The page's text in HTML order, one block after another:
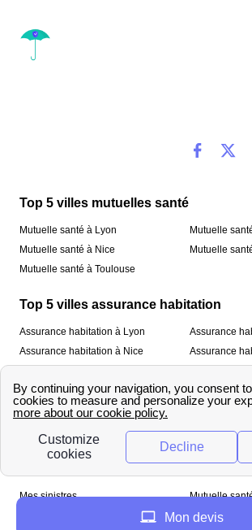
Top 5 villes mutuelles santé
Mutuelle santé à Lyon
Mutuelle santé à Nice
Mutuelle santé à Toulouse
Mutuelle
Mutuelle
Top 5 villes assurance habitation
Assurance habitation à Lyon
Assurance habitation à Nice
Assurance
Assurance
À propos
Qui sommes-nous ? Mentions
Mes sinistres
Mutuelle
Mon devis